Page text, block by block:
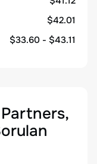
$42.01
$33.60 - $43.11